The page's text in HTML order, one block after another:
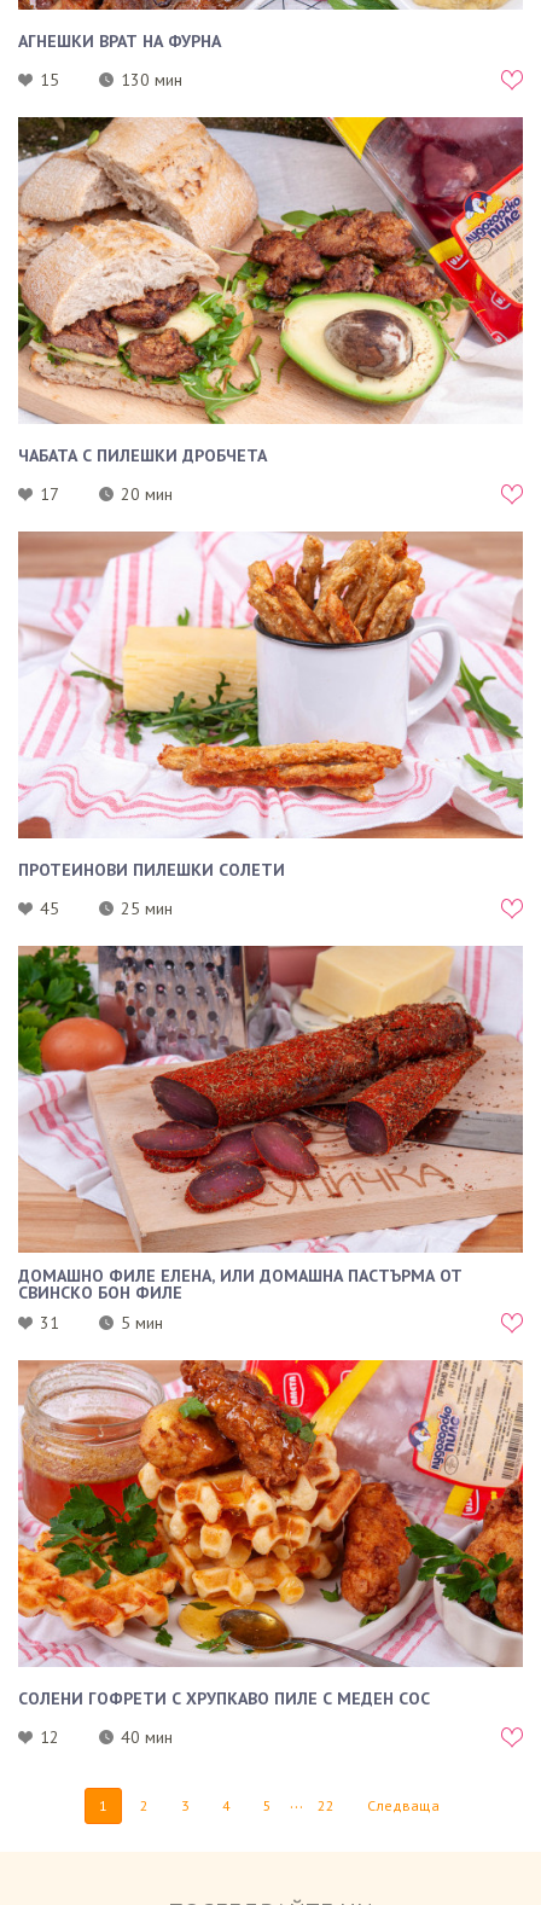
АГНЕШКИ ВРАТ НА ФУРНА
15
130 мин
ЧАБАТА С ПИЛЕШКИ ДРОБЧЕТА
17
20 мин
ПРОТЕИНОВИ ПИЛЕШКИ СОЛЕТИ
45
25 мин
ДОМАШНО ФИЛЕ ЕЛЕНА, ИЛИ ДОМАШНА ПАСТЪРМА ОТ
СВИНСКО БОН ФИЛЕ
31
5 мин
СОЛЕНИ ГОФРЕТИ С ХРУПКАВО ПИЛЕ С МЕДЕН СОС
12
40 мин
1 2 3 4 5 ... 22 Следваща